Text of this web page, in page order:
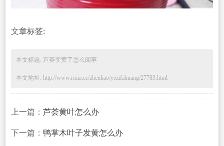
文章标签:
本文标题: 芦荟变黄了怎么回事
本文地址: http://www.rixia.cc/zhenliao/yezifahuang/27783.html
上一篇： 芦荟黄叶怎么办
下一篇： 鸭掌木叶子发黄怎么办